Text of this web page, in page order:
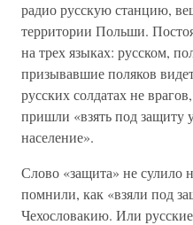
радио русскую станцию,
территории Польши.
на трех языках: русском,
призывавшие поляков
русских солдатах не
пришли «взять под защиту
население».
Слово «защита» не сулило
помнили, как «взяли под
Чехословакию. Или